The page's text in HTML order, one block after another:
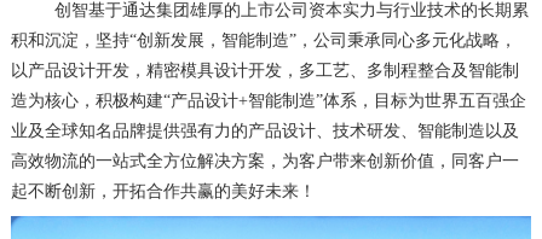
创智基于通达集团雄厚的上市公司资本实力与行业技术的长期累
积和沉淀，坚持“创新发展，智能制造”，公司秉承同心多元化战略，
以产品设计开发，精密模具设计开发，多工艺、多制程整合及智能制
造为核心，积极构建“产品设计+智能制造”体系，目标为世界五百强企
业及全球知名品牌提供强有力的产品设计、技术研发、智能制造以及
高效物流的一站式全方位解决方案，为客户带来创新价值，同客户一
起不断创新，开拓合作共赢的美好未来！